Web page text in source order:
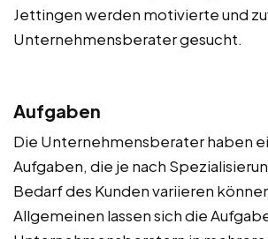
Jettingen werden motivierte und
Unternehmensberater gesucht.
Aufgaben
Die Unternehmensberater haben
Aufgaben, die je nach
Bedarf des Kunden variieren
Allgemeinen lassen sich die